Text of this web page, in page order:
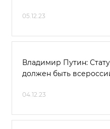
05.12.23
Владимир Путин:
должен быть
04.12.23